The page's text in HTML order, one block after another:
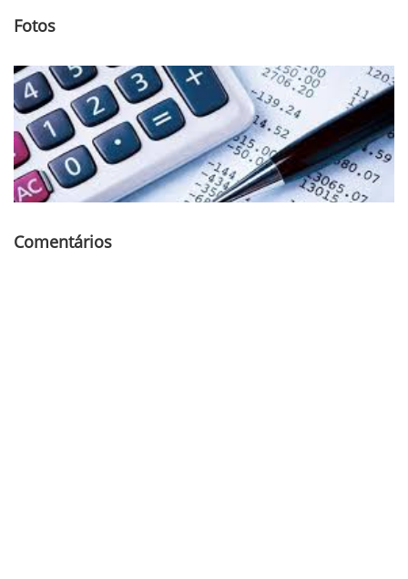
Fotos
Comentários